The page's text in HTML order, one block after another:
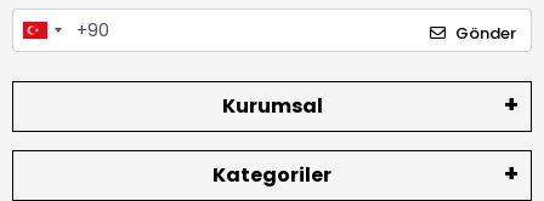
Gönder
Kurumsal
Kategoriler